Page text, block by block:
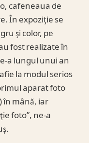
cafeneaua de
În expoziţie se
şi color, pe
fost realizate în
a lungul unui an
la modul serios
aparat foto
în mână, iar
foto”, ne-a